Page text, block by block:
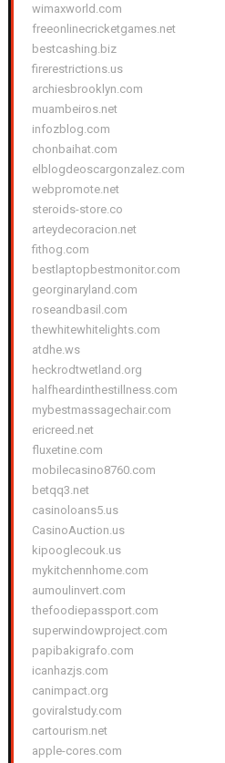
wimaxworld.com
freeonlinecricketgames.net
bestcashing.biz
firerestrictions.us
archiesbrooklyn.com
muambeiros.net
infozblog.com
chonbaihat.com
elblogdeoscargonzalez.com
webpromote.net
steroids-store.co
arteydecoracion.net
fithog.com
bestlaptopbestmonitor.com
georginaryland.com
roseandbasil.com
thewhitewhitelights.com
atdhe.ws
heckrodtwetland.org
halfheardinthestillness.com
mybestmassagechair.com
ericreed.net
fluxetine.com
mobilecasino8760.com
betqq3.net
casinoloans5.us
CasinoAuction.us
kipooglecouk.us
mykitchennhome.com
aumoulinvert.com
thefoodiepassport.com
superwindowproject.com
papibakigrafo.com
icanhazjs.com
canimpact.org
goviralstudy.com
cartourism.net
apple-cores.com